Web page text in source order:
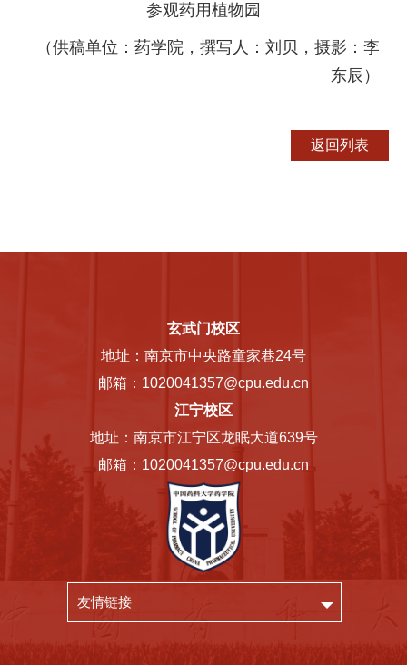
参观药用植物园
（供稿单位：药学院，撰写人：刘贝，摄影：李
东辰）
玄武门校区
地址：南京市中央路童家巷24号
邮箱：1020041357@cpu.edu.cn
江宁校区
地址：南京市江宁区龙眠大道639号
邮箱：1020041357@cpu.edu.cn
友情链接